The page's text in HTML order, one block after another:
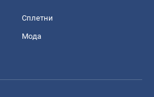
Сплетни
Мода